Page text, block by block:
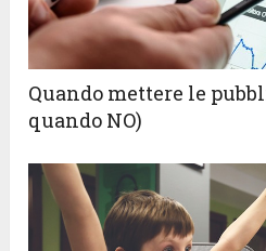
Quando mettere le
quando NO)